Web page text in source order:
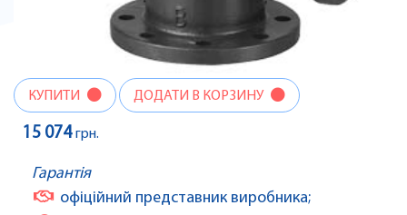
КУПИТИ ДОДАТИ В КОРЗИНУ
15 074грн.
Гарантія
офіційний представник виробника;